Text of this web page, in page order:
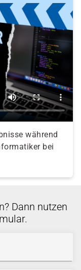
während
bei
Dann nutzen